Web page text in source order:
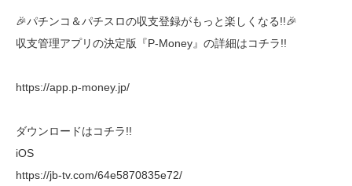
🎉パチンコ＆パチスロの収支登録がもっと楽しくなる!!🎉
収支管理アプリの決定版『P-Money』の詳細はコチラ!!
https://app.p-money.jp/
ダウンロードはコチラ!!
iOS
https://jb-tv.com/64e5870835e72/